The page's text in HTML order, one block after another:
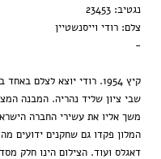
נגטיב: 23453
צלם: רודי וייסנשטיין
-
קיץ 1954. רודי יוצא
שבי ציון שליד נהריה. המבנה
משך אליו את עשירי החברה
המלון פקדו גם שחקנים ידועים
דאגלס ועוד. הצילום הינו חלק